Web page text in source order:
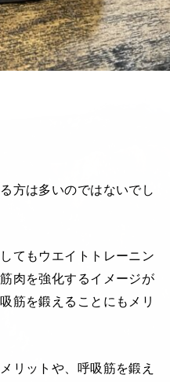
方は多いのではないでし
てもウエイトトレーニン
肉を強化するイメージが
筋を鍛えることにもメリ
リットや、呼吸筋を鍛え